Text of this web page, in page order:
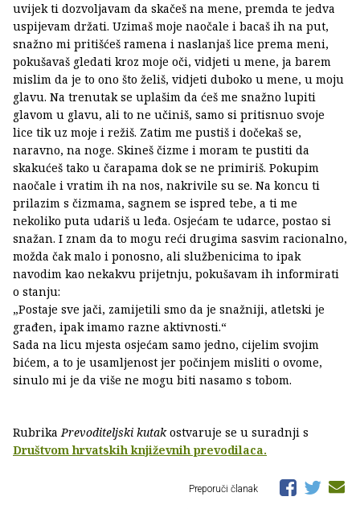
uvijek ti dozvoljavam da skačeš na mene, premda te jedva
uspijevam držati. Uzimaš moje naočale i bacaš ih na put,
snažno mi pritišćeš ramena i naslanjaš lice prema meni,
pokušavaš gledati kroz moje oči, vidjeti u mene, ja barem
mislim da je to ono što želiš, vidjeti duboko u mene, u moju
glavu. Na trenutak se uplašim da ćeš me snažno lupiti
glavom u glavu, ali to ne učiniš, samo si pritisnuo svoje
lice tik uz moje i režiš. Zatim me pustiš i dočekaš se,
naravno, na noge. Skineš čizme i moram te pustiti da
skakućeš tako u čarapama dok se ne primiriš. Pokupim
naočale i vratim ih na nos, nakrivile su se. Na koncu ti
prilazim s čizmama, sagnem se ispred tebe, a ti me
nekoliko puta udariš u leđa. Osjećam te udarce, postao si
snažan. I znam da to mogu reći drugima sasvim racionalno,
možda čak malo i ponosno, ali službenicima to ipak
navodim kao nekakvu prijetnju, pokušavam ih informirati
o stanju:
„Postaje sve jači, zamijetili smo da je snažniji, atletski je
građen, ipak imamo razne aktivnosti.“
Sada na licu mjesta osjećam samo jedno, cijelim svojim
bićem, a to je usamljenost jer počinjem misliti o ovome,
sinulo mi je da više ne mogu biti nasamo s tobom.
RubrikaPrevoditeljski kutakostvaruje se u suradnji s
Društvom hrvatskih književnih prevodilaca.
Preporuči članak